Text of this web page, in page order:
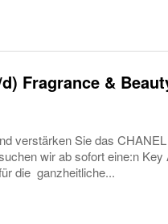
Fragrance &
verstärken Sie das
wir ab sofort eine:n
die ganzheitliche...